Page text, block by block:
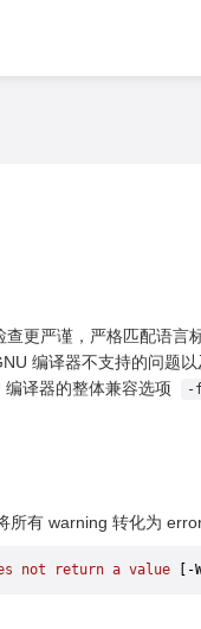
更严谨，严格匹配语
编译器不支持的问题
译器的整体兼容选项
-
所有 warning 转化为
not return a value [-